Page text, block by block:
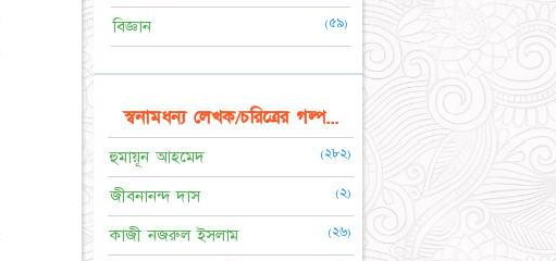
বিজ্ঞান (৫৯)
স্বনামধন্য লেখক/চরিত্রের গল্প...
হুমায়ূন আহমেদ (২৮২)
জীবনানন্দ দাস (২)
কাজী নজরুল ইসলাম (২৬)